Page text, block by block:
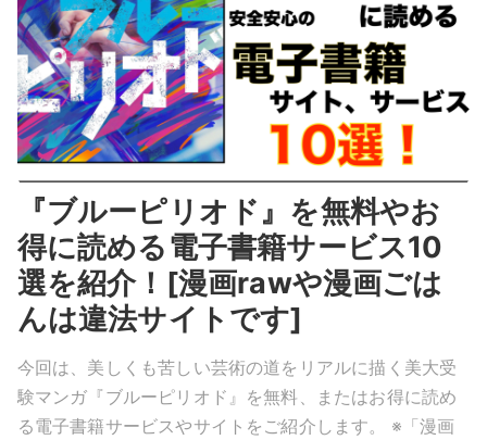
『ブルーピリオド』を無料やお
得に読める電子書籍サービス10
選を紹介！[漫画rawや漫画ごは
んは違法サイトです]
今回は、美しくも苦しい芸術の道をリアルに描く美大受
験マンガ『ブルーピリオド』を無料、またはお得に読め
る電子書籍サービスやサイトをご紹介します。 ※「漫画